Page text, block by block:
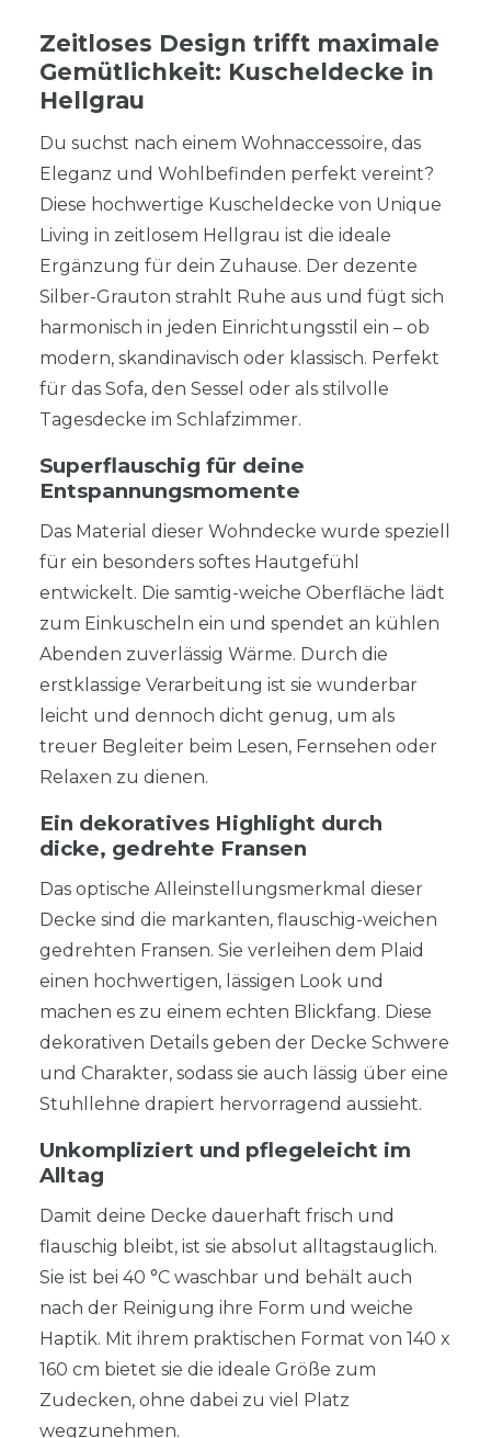
Zeitloses Design trifft maximale
Gemütlichkeit: Kuscheldecke in
Hellgrau
Du suchst nach einem Wohnaccessoire, das
Eleganz und Wohlbefinden perfekt vereint?
Diese hochwertige Kuscheldecke von Unique
Living in zeitlosem Hellgrau ist die ideale
Ergänzung für dein Zuhause. Der dezente
Silber-Grauton strahlt Ruhe aus und fügt sich
harmonisch in jeden Einrichtungsstil ein – ob
modern, skandinavisch oder klassisch. Perfekt
für das Sofa, den Sessel oder als stilvolle
Tagesdecke im Schlafzimmer.
Superflauschig für deine
Entspannungsmomente
Das Material dieser Wohndecke wurde speziell
für ein besonders softes Hautgefühl
entwickelt. Die samtig-weiche Oberfläche lädt
zum Einkuscheln ein und spendet an kühlen
Abenden zuverlässig Wärme. Durch die
erstklassige Verarbeitung ist sie wunderbar
leicht und dennoch dicht genug, um als
treuer Begleiter beim Lesen, Fernsehen oder
Relaxen zu dienen.
Ein dekoratives Highlight durch
dicke, gedrehte Fransen
Das optische Alleinstellungsmerkmal dieser
Decke sind die markanten, flauschig-weichen
gedrehten Fransen. Sie verleihen dem Plaid
einen hochwertigen, lässigen Look und
machen es zu einem echten Blickfang. Diese
dekorativen Details geben der Decke Schwere
und Charakter, sodass sie auch lässig über eine
Stuhllehne drapiert hervorragend aussieht.
Unkompliziert und pflegeleicht im
Alltag
Damit deine Decke dauerhaft frisch und
flauschig bleibt, ist sie absolut alltagstauglich.
Sie ist bei 40 °C waschbar und behält auch
nach der Reinigung ihre Form und weiche
Haptik. Mit ihrem praktischen Format von 140 x
160 cm bietet sie die ideale Größe zum
Zudecken, ohne dabei zu viel Platz
wegzunehmen.